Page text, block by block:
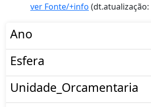
ver Fonte/+info
Ano
Esfera
Unidade_Orcamentaria